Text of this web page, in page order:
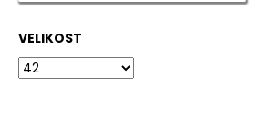
VELIKOST
D
o